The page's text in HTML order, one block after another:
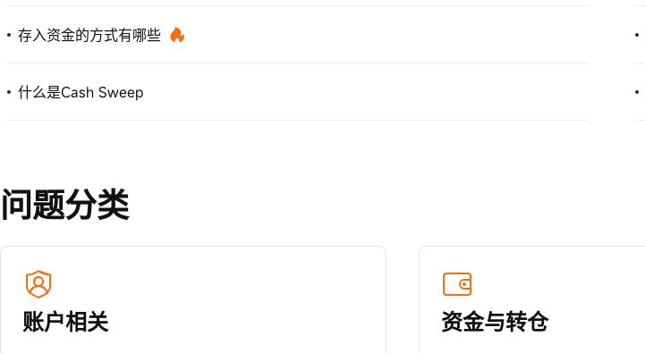
存入资金的方式有哪些
什么是Cash Sweep
问题分类
账户相关 资金与转仓